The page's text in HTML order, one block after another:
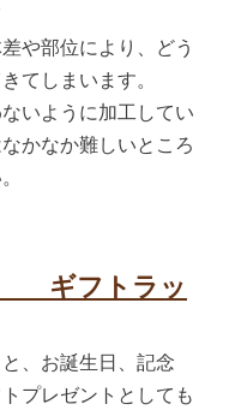
や部位により、どう
てしまいます。
いように加工してい
かなか難しいところ
ギフトラッ
、お誕生日、記念
プレゼントとしても